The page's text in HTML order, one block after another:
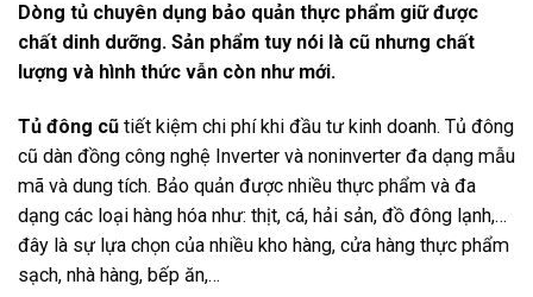
Dòng tủ chuyên dụng bảo quản thực phẩm giữ được
chất dinh dưỡng. Sản phẩm tuy nói là cũ nhưng chất
lượng và hình thức vẫn còn như mới.
Tủ đông cũ tiết kiệm chi phí khi đầu tư kinh doanh. Tủ đông
cũ dàn đồng công nghệ Inverter và noninverter đa dạng mẫu
mã và dung tích. Bảo quản được nhiều thực phẩm và đa
dạng các loại hàng hóa như: thịt, cá, hải sản, đồ đông lạnh,…
đây là sự lựa chọn của nhiều kho hàng, cửa hàng thực phẩm
sạch, nhà hàng, bếp ăn,…